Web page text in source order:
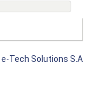
e-Tech Solutions S.A